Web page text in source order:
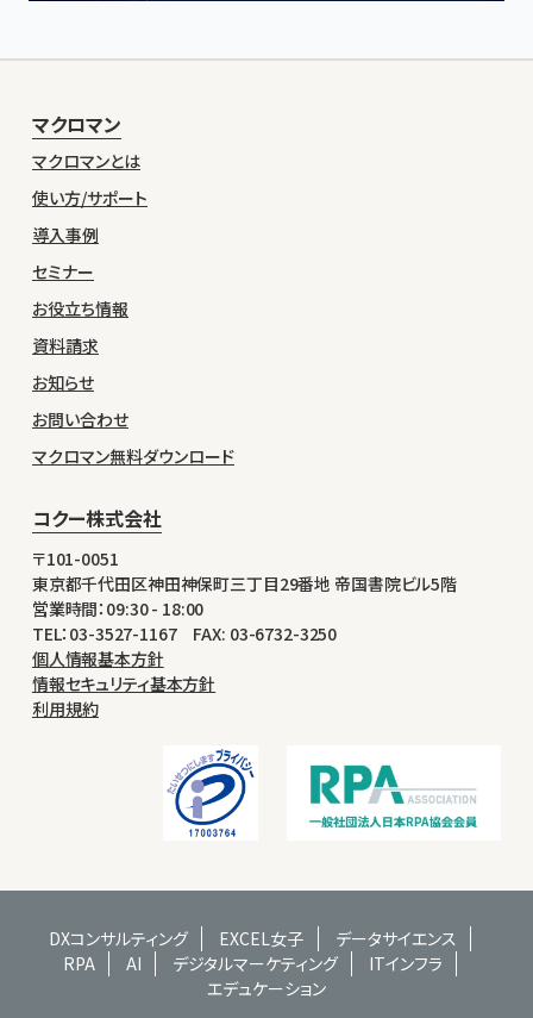
マクロマン
マクロマンとは
使い方/サポート
導入事例
セミナー
お役立ち情報
資料請求
お知らせ
お問い合わせ
マクロマン無料ダウンロード
コクー株式会社
〒101-0051
東京都千代田区神田神保町三丁目29番地 帝国書院ビル5階
営業時間：09:30 - 18:00
TEL：03-3527-1167 FAX: 03-6732-3250
個人情報基本方針
情報セキュリティ基本方針
利用規約
DXコンサルティング EXCEL女子
データサイエンス
RPA
AI デジタルマーケティング
ITインフラ
エデュケーション